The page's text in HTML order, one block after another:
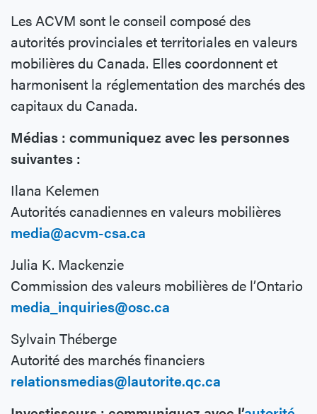
Les ACVM sont le conseil composé des
autorités provinciales et territoriales en valeurs
mobilières du Canada. Elles coordonnent et
harmonisent la réglementation des marchés des
capitaux du Canada.
Médias : communiquez avec les personnes
suivantes :
Ilana Kelemen
Autorités canadiennes en valeurs mobilières
media@acvm-csa.ca
Julia K. Mackenzie
Commission des valeurs mobilières de l’Ontario
media_inquiries@osc.ca
Sylvain Théberge
Autorité des marchés financiers
relationsmedias@lautorite.qc.ca